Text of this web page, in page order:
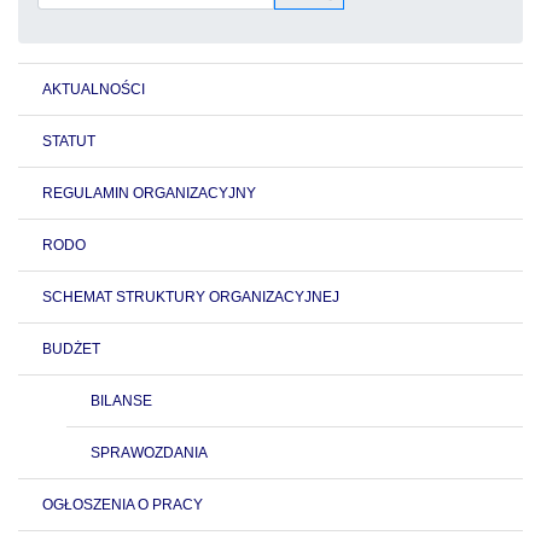
AKTUALNOŚCI
STATUT
REGULAMIN ORGANIZACYJNY
RODO
SCHEMAT STRUKTURY ORGANIZACYJNEJ
BUDŻET
BILANSE
SPRAWOZDANIA
OGŁOSZENIA O PRACY